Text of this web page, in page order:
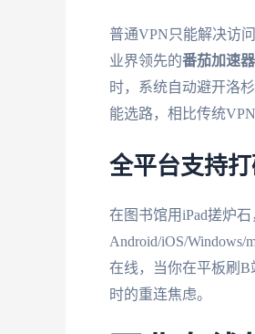
普通VPN只能解决访
业界领先的番茄加速器
时，系统自动避开洛
能选路，相比传统
全平台支持
在图书馆用iPad搓炉石
Android/iOS/
在线，当你在平板刷
时的重连焦虑。